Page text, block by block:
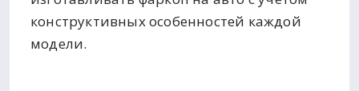
конструктивных особенностей каждой
модели.